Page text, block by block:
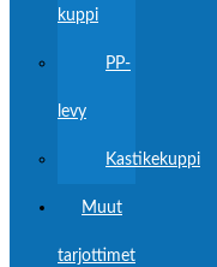
kuppi
PP-
levy
Kastikekuppi
Muut
tarjottimet